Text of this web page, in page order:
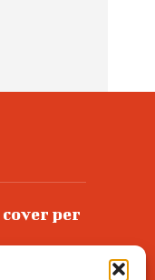
cover per